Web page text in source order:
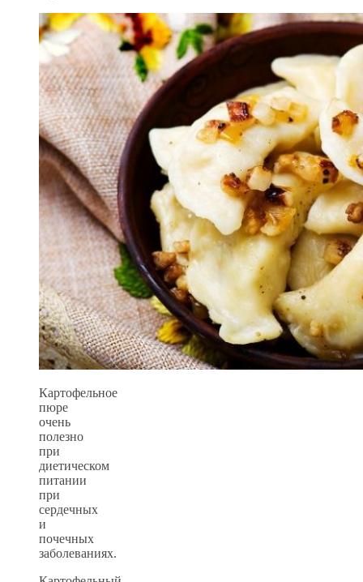
Картофельное
пюре
очень
полезно
при
диетическом
питании
при
сердечных
и
почечных
заболеваниях.